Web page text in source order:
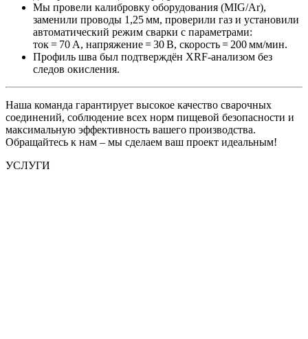
Мы провели калибровку оборудования (MIG/Ar),
заменили проводы 1,25 мм, проверили газ и установили
автоматический режим сварки с параметрами:
ток = 70 А, напряжение = 30 В, скорость = 200 мм/мин.
Профиль шва был подтверждён XRF‑анализом без
следов окисления.
Наша команда гарантирует высокое качество сварочных
соединений, соблюдение всех норм пищевой безопасности и
максимальную эффективность вашего производства.
Обращайтесь к нам – мы сделаем ваш проект идеальным!
УСЛУГИ